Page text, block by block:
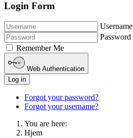
Login Form
Username
Password
Remember Me
Web Authentication
Log in
Forgot your password?
Forgot your username?
You are here:
Hjem